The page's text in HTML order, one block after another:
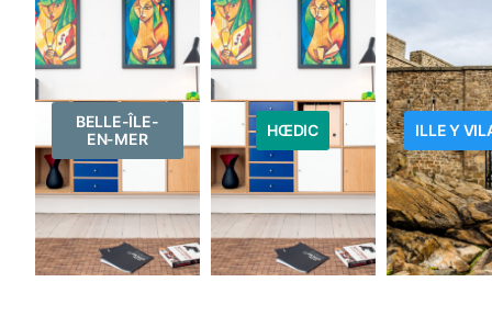
BELLE-ÎLE-
EN-MER
HŒDIC ILLE Y